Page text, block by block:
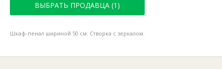
ВЫБРАТЬ ПРОДАВЦА (1)
Шкаф-пенал шириной 50 см. Створка с зеркалом.